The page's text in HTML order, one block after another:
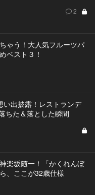
2
ゃう！大人気フルーツパ
ベスト３！
い出披露！レストランデ
ちた＆落とした瞬間
楽坂随一！「かくれんぼ
、ここが32歳仕様